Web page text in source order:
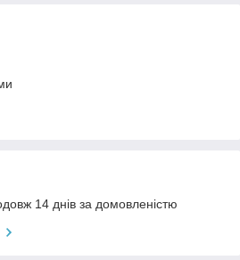
14 днів за домовленістю